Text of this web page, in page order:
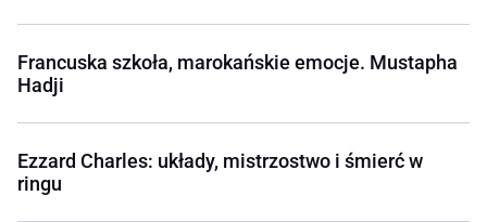
Francuska szkoła, marokańskie emocje. Mustapha
Hadji
Ezzard Charles: układy, mistrzostwo i śmierć w
ringu